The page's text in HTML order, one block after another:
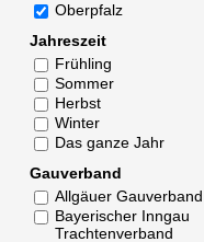
Oberpfalz
Jahreszeit
Frühling
Sommer
Herbst
Winter
Das ganze Jahr
Gauverband
Allgäuer Gauverband
Bayerischer Inngau
Trachtenverband